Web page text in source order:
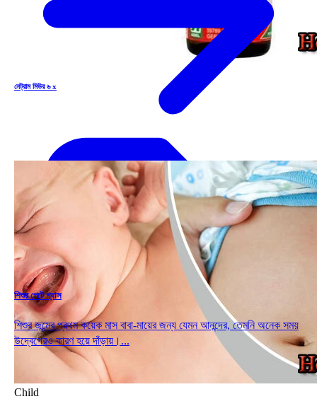
নেট্রাম মিউর ৬ x
Child
শিশুর পেটে গ্যাস
শিশুর জন্মের প্রথম কয়েক মাস বাবা-মায়ের জন্য যেমন আনন্দের, তেমনি অনেক সময়
উদ্বেগেরও কারণ হয়ে দাঁড়ায়।...